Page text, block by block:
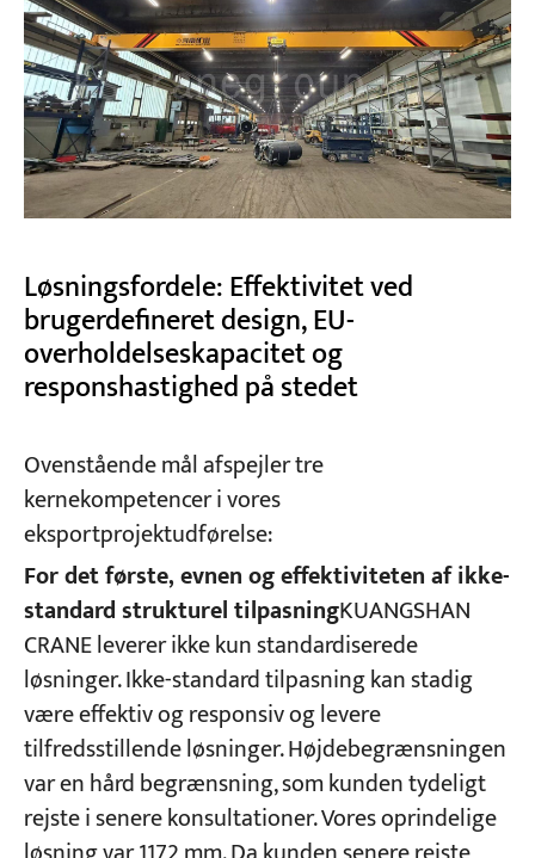
Løsningsfordele: Effektivitet ved
brugerdefineret design, EU-
overholdelseskapacitet og
responshastighed på stedet
Ovenstående mål afspejler tre
kernekompetencer i vores
eksportprojektudførelse:
For det første, evnen og effektiviteten af ikke-
standard strukturel tilpasningKUANGSHAN
CRANE leverer ikke kun standardiserede
løsninger. Ikke-standard tilpasning kan stadig
være effektiv og responsiv og levere
tilfredsstillende løsninger. Højdebegrænsningen
var en hård begrænsning, som kunden tydeligt
rejste i senere konsultationer. Vores oprindelige